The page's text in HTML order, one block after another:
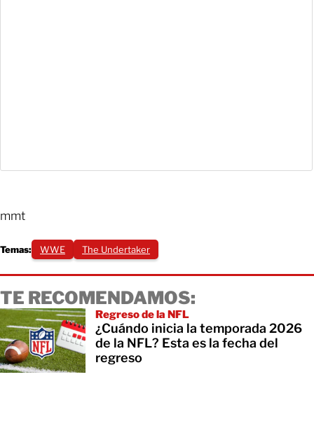
mmt
Temas: WWE The Undertaker
TE RECOMENDAMOS:
Regreso de la NFL
¿Cuándo inicia la temporada 2026
de la NFL? Esta es la fecha del
regreso